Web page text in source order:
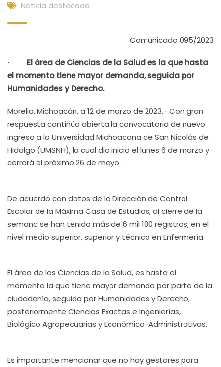
Noticia destacada
Comunicado 095/2023
· El área de Ciencias de la Salud es la que hasta
el momento tiene mayor demanda, seguida por
Humanidades y Derecho.
Morelia, Michoacán, a 12 de marzo de 2023.- Con gran
respuesta continúa abierta la convocatoria de nuevo
ingreso a la Universidad Michoacana de San Nicolás de
Hidalgo (UMSNH), la cual dio inicio el lunes 6 de marzo y
cerrará el próximo 26 de mayo.
De acuerdo con datos de la Dirección de Control
Escolar de la Máxima Casa de Estudios, al cierre de la
semana se han tenido más de 6 mil 100 registros, en el
nivel medio superior, superior y técnico en Enfermería.
El área de las Ciencias de la Salud, es hasta el
momento la que tiene mayor demanda por parte de la
ciudadanía, seguida por Humanidades y Derecho,
posteriormente Ciencias Exactas e Ingenierías,
Biológico Agropecuarias y Económico-Administrativas.
Es importante mencionar que no hay gestores para